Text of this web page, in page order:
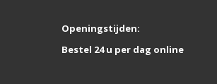
Openingstijden:
Bestel 24 u per dag online